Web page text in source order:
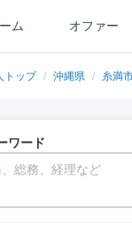
ム オファー
トップ / 沖縄県 / 糸満
ワード